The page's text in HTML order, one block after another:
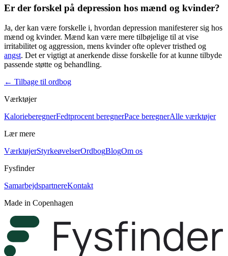
Er der forskel på depression hos mænd og kvinder?
Ja, der kan være forskelle i, hvordan depression manifesterer sig hos
mænd og kvinder. Mænd kan være mere tilbøjelige til at vise
irritabilitet og aggression, mens kvinder ofte oplever tristhed og
angst. Det er vigtigt at anerkende disse forskelle for at kunne tilbyde
passende støtte og behandling.
← Tilbage til ordbog
Værktøjer
KalorieberegnerFedtprocent beregnerPace beregnerAlle værktøjer
Lær mere
VærktøjerStyrkeøvelserOrdbogBlogOm os
Fysfinder
SamarbejdspartnereKontakt
Made in Copenhagen